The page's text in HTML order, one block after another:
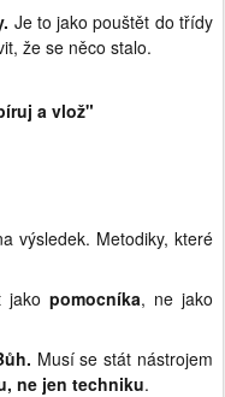
Je to jako pouštět do třídy
že se něco stalo.
a vlož"
výsledek. Metodiky, které
jako pomocníka, ne jako
Musí se stát nástrojem
ne jen techniku.